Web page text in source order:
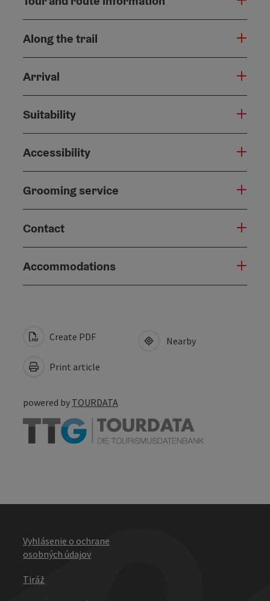
Along the trail
Arrival
Suitability
Accessibility
Grooming service
Contact
Accommodations
Create PDF
Print article
Nearby
powered by TOURDATA
Vyhlásenie o ochrane
osobných údajov
Tiráž